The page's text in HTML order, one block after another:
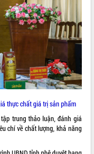
thực chất giá trị sản phẩm
trung thảo luận, đánh giá
chí về chất lượng, khả năng